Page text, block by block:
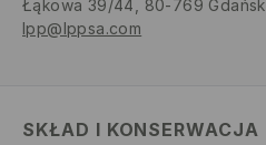
Łąkowa 39/44, 80-769 Gdańsk
lpp@lppsa.com
SKŁAD I KONSERWACJA